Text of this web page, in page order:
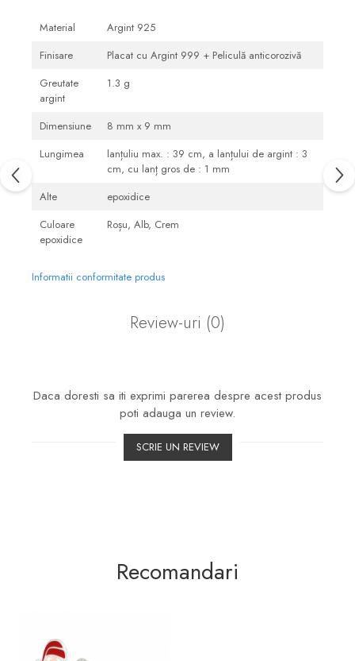
Material
Argint 925
Finisare
Placat cu Argint 999 + Peliculă anticorozivă
Greutate
argint
1.3 g
Dimensiune
8 mm x 9 mm
Lungimea
lanțuliu max. : 39 cm, a lanțului de argint : 3
cm, cu lanț gros de : 1 mm
Alte
epoxidice
Culoare
epoxidice
Roșu, Alb, Crem
Informatii conformitate produs
Review-uri (0)
Daca doresti sa iti exprimi parerea despre acest produs
poti adauga un review.
SCRIE UN REVIEW
Recomandari